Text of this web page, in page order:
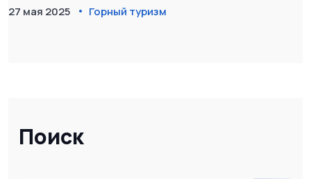
Поиск
27 мая 2025 Горный туризм